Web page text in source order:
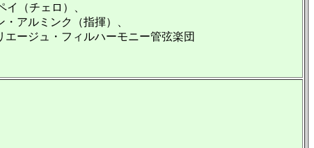
イ（チェロ）、
アルミンク（指揮）、
ージュ・フィルハーモニー管弦楽団